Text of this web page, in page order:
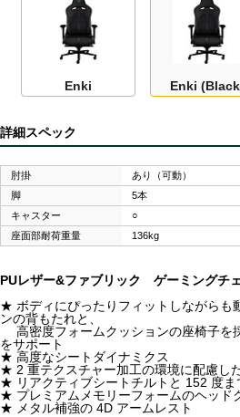
Enki Enki
詳細スペック
肘掛
あり（可動）
脚
5本
キャスター
○
座面部耐荷重量
136kg
PUレザー&ファブリック ゲーミングチ
★ ボディにぴったりフィットしながらも
ンの背もたれと、
高密度フォームクッションの座椅子を
をサポート
★ 高度なシートダイナミクス
★ 2 重テクスチャー加工の環境に配慮し
★ リアクティブシートチルトと 152 度ま
★ プレミアムメモリーフォームのヘッド
★ メタル補強の 4D アームレスト